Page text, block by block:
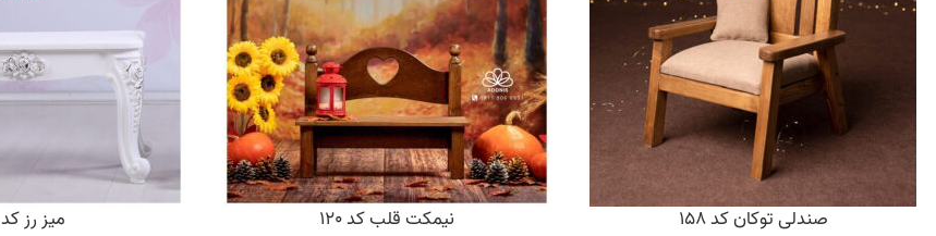
صندلی توکان کد 158
نیمکت قلب کد 120
میز رز کد 98